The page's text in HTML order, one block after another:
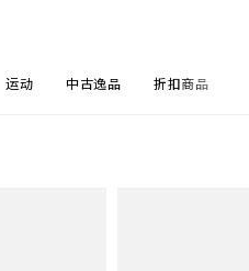
运动 中古逸品 折扣商品